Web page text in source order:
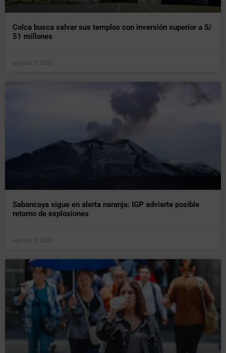
Colca busca salvar sus templos con inversión superior a S/
51 millones
agosto 7, 2026
Sabancaya sigue en alerta naranja: IGP advierte posible
retorno de explosiones
agosto 4, 2026